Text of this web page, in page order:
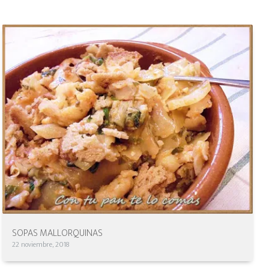
SOPAS MALLORQUINAS
22 noviembre, 2018